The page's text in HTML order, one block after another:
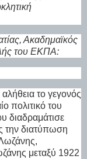
Ακαδημαϊκός
του ΕΚΠΑ:
το γεγονός
πολιτικό του
διαδραμάτισε
την διατύπωση
μεταξύ 1922